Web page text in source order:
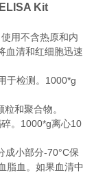
Kit
用不含热原和内
血清和红细胞迅速
检测。1000*g
和聚合物。
。1000*g离心10
小部分-70°C保
脂血。如果血清中